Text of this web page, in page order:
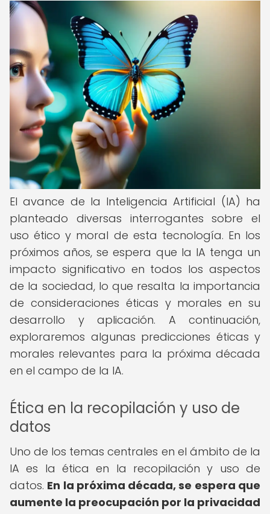
El avance de la Inteligencia Artificial (IA) ha
planteado diversas interrogantes sobre el
uso ético y moral de esta tecnología. En los
próximos años, se espera que la IA tenga un
impacto significativo en todos los aspectos
de la sociedad, lo que resalta la importancia
de consideraciones éticas y morales en su
desarrollo y aplicación. A continuación,
exploraremos algunas predicciones éticas y
morales relevantes para la próxima década
en el campo de la IA.
Ética en la recopilación y uso de
datos
Uno de los temas centrales en el ámbito de la
IA es la ética en la recopilación y uso de
datos. En la próxima década, se espera que
aumente la preocupación por la privacidad